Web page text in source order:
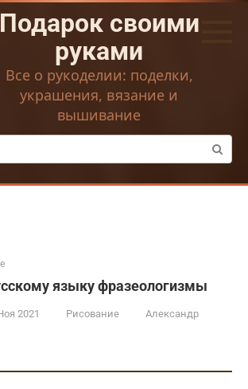
Подарок своими
руками
Все о рукоделии: поделки,
украшения, вязание и
вышивание
языку фразеологизмы
2021 Рисование
Александр